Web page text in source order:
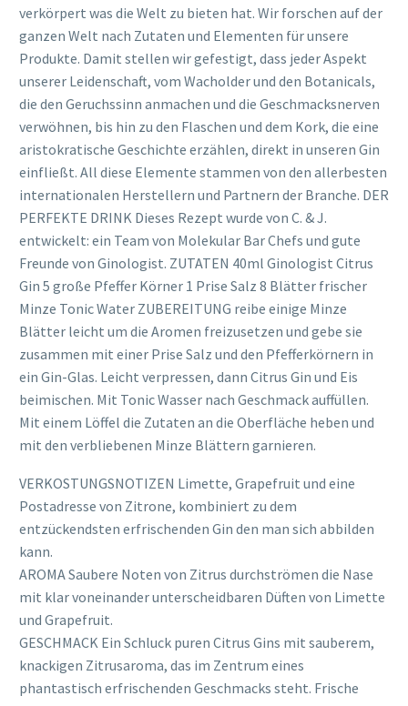
verkörpert was die Welt zu bieten hat. Wir forschen auf der
ganzen Welt nach Zutaten und Elementen für unsere
Produkte. Damit stellen wir gefestigt, dass jeder Aspekt
unserer Leidenschaft, vom Wacholder und den Botanicals,
die den Geruchssinn anmachen und die Geschmacksnerven
verwöhnen, bis hin zu den Flaschen und dem Kork, die eine
aristokratische Geschichte erzählen, direkt in unseren Gin
einfließt. All diese Elemente stammen von den allerbesten
internationalen Herstellern und Partnern der Branche. DER
PERFEKTE DRINK Dieses Rezept wurde von C. & J.
entwickelt: ein Team von Molekular Bar Chefs und gute
Freunde von Ginologist. ZUTATEN 40ml Ginologist Citrus
Gin 5 große Pfeffer Körner 1 Prise Salz 8 Blätter frischer
Minze Tonic Water ZUBEREITUNG reibe einige Minze
Blätter leicht um die Aromen freizusetzen und gebe sie
zusammen mit einer Prise Salz und den Pfefferkörnern in
ein Gin-Glas. Leicht verpressen, dann Citrus Gin und Eis
beimischen. Mit Tonic Wasser nach Geschmack auffüllen.
Mit einem Löffel die Zutaten an die Oberfläche heben und
mit den verbliebenen Minze Blättern garnieren.
VERKOSTUNGSNOTIZEN Limette, Grapefruit und eine
Postadresse von Zitrone, kombiniert zu dem
entzückendsten erfrischenden Gin den man sich abbilden
kann.
AROMA Saubere Noten von Zitrus durchströmen die Nase
mit klar voneinander unterscheidbaren Düften von Limette
und Grapefruit.
GESCHMACK Ein Schluck puren Citrus Gins mit sauberem,
knackigen Zitrusaroma, das im Zentrum eines
phantastisch erfrischenden Geschmacks steht. Frische